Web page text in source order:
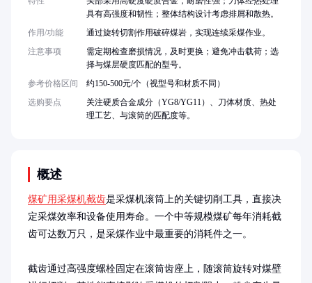
概述
煤矿用采煤机截齿是采煤机滚筒上的关键切削工具，直接决
定采煤效率和设备使用寿命。一个中等规模煤矿每年消耗截
齿可达数万只，是采煤作业中最重要的消耗件之一。
截齿通过高强度螺栓固定在滚筒齿座上，随滚筒旋转对煤壁
具有高强度和韧性；整体结构设计考虑排屑和散热。
作用/功能
通过旋转切割作用破碎煤岩，实现连续采煤作业。
注意事项
需定期检查磨损情况，及时更换；避免冲击载荷；选
择与煤层硬度匹配的型号。
参考价格区间
约150-500元/个（视型号和材质不同）
选购要点
关注硬质合金成分（YG8/YG11）、刀体材质、热处
理工艺、与滚筒的匹配度等。